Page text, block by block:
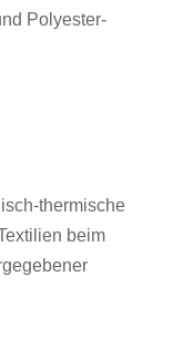
Polyester-
thermische
beim